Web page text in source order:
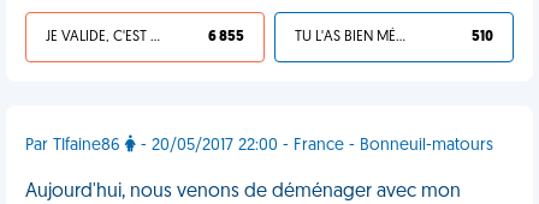
JE VALIDE, C'EST UNE VDM 6 855 TU L'AS BIEN MÉRITÉ 510
Par TIfaine86 - 20/05/2017 22:00 - France - Bonneuil-matours
Aujourd'hui, nous venons de déménager avec mon